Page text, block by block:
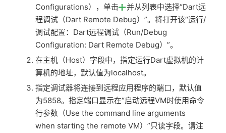
Configurations），单击
并从列表中选择“Dart远
程调试（Dart Remote Debug）”。将打开该“运行/
调试配置：Dart远程调试（Run/Debug
Configuration: Dart Remote Debug）”。
在主机（Host）字段中，指定运行Dart虚拟机的计
算机的地址，默认值为localhost。
指定调试器将连接到远程应用程序的端口，默认值
为5858。指定端口显示在“启动远程VM时使用命令
行参数（Use the command line arguments
when starting the remote VM）”只读字段。请注